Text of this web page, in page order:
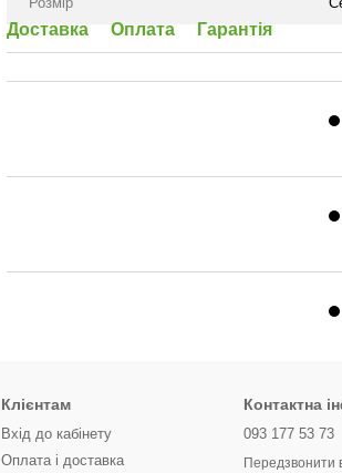
Доставка Оплата Гарантія
Клієнтам
Вхід до кабінету
Оплата і доставка
Контактна
093 177 53 73
Передзвонити